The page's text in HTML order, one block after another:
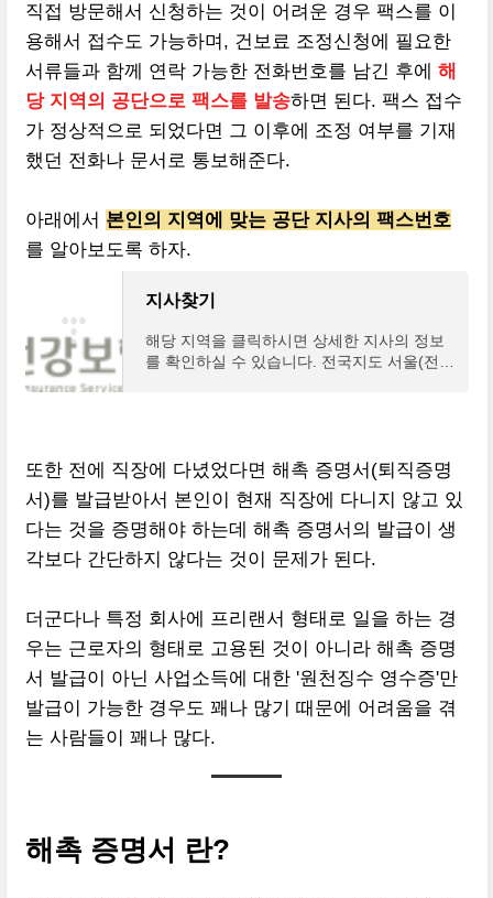
직접 방문해서 신청하는 것이 어려운 경우 팩스를 이
용해서 접수도 가능하며, 건보료 조정신청에 필요한
서류들과 함께 연락 가능한 전화번호를 남긴 후에
해
당 지역의 공단으로 팩스를 발송하면 된다. 팩스 접수
가 정상적으로 되었다면 그 이후에 조정 여부를 기재
했던 전화나 문서로 통보해준다.
아래에서 본인의 지역에 맞는 공단 지사의 팩스번호
를 알아보도록 하자.
지사찾기
해당 지역을 클릭하시면 상세한 지사의 정보
를 확인하실 수 있습니다. 전국지도 서울(전국
또한 전에 직장에 다녔었다면 해촉 증명서(퇴직증명
서)를 발급받아서 본인이 현재 직장에 다니지 않고 있
다는 것을 증명해야 하는데 해촉 증명서의 발급이 생
각보다 간단하지 않다는 것이 문제가 된다.
더군다나 특정 회사에 프리랜서 형태로 일을 하는 경
우는 근로자의 형태로 고용된 것이 아니라 해촉 증명
서 발급이 아닌 사업소득에 대한 '원천징수 영수증'만
발급이 가능한 경우도 꽤나 많기 때문에 어려움을 겪
는 사람들이 꽤나 많다.
해촉 증명서 란?